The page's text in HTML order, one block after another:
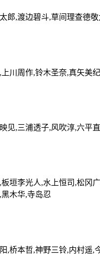
郎,渡边碧斗,草间理查德
川周作,铃木圣奈,真矢美
见,三浦透子,风吹淳,六平
垣李光人,水上恒司,松冈
木华,寺岛忍
,桥本哲,神野三铃,内村